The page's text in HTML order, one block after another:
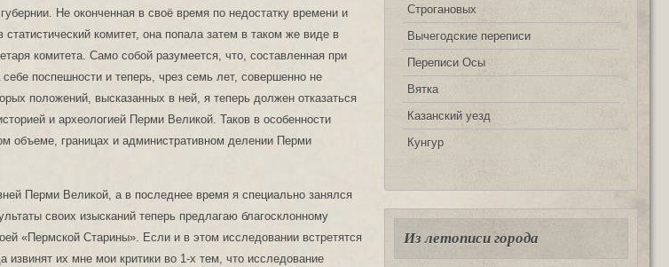
Не оконченная в своё время по недостатку времени и
комитет, она попала затем в таком же виде в
комитета. Само собой разумеется, что, составленная при
себе поспешности и теперь, чрез семь лет, совершенно не
положений, высказанных в ней, я теперь должен отказаться
и археологией Перми Великой. Таков в особенности
объеме, границах и административном делении Перми
Перми Великой, а в последнее время я специально занялся
своих изысканий теперь предлагаю благосклонному
«Пермской Старины». Если и в этом исследовании встретятся
извинят их мне мои критики во 1-х тем, что исследование
Строгановых
Вычегодские переписи
Переписи Осы
Вятка
Казанский уезд
Кунгур
Из летописи города